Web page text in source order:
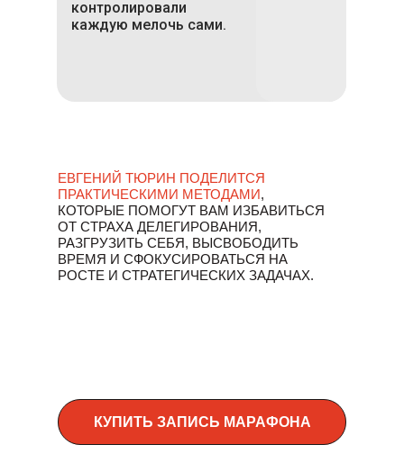
НА МАСТЕР-КЛАССЕ:
Вы узнаете, как справиться с
перфекционизмом и перестать
контролировать всё самостоятельно.
Евгений Тюрин поделится
контролировали
каждую мелочь сами.
ЕВГЕНИЙ ТЮРИН ПОДЕЛИТСЯ
ПРАКТИЧЕСКИМИ МЕТОДАМИ,
КОТОРЫЕ ПОМОГУТ ВАМ ИЗБАВИТЬСЯ
ОТ СТРАХА ДЕЛЕГИРОВАНИЯ,
РАЗГРУЗИТЬ СЕБЯ, ВЫСВОБОДИТЬ
ВРЕМЯ И СФОКУСИРОВАТЬСЯ НА
РОСТЕ И СТРАТЕГИЧЕСКИХ ЗАДАЧАХ.
КУПИТЬ ЗАПИСЬ МАРАФОНА